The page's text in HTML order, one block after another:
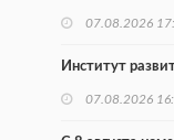
07.08.2026
Институт
07.08.2026